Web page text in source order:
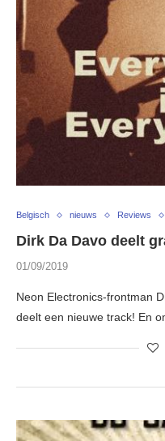
Belgisch nieuws Reviews
Dirk Da Davo deelt
01/09/2019
Neon Electronics-frontman
deelt een nieuwe track! En